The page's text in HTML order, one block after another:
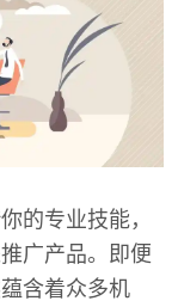
的专业技能，
广产品。即便
含着众多机